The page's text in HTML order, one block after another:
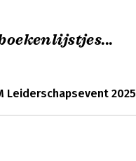
Leiderschapsevent 2025